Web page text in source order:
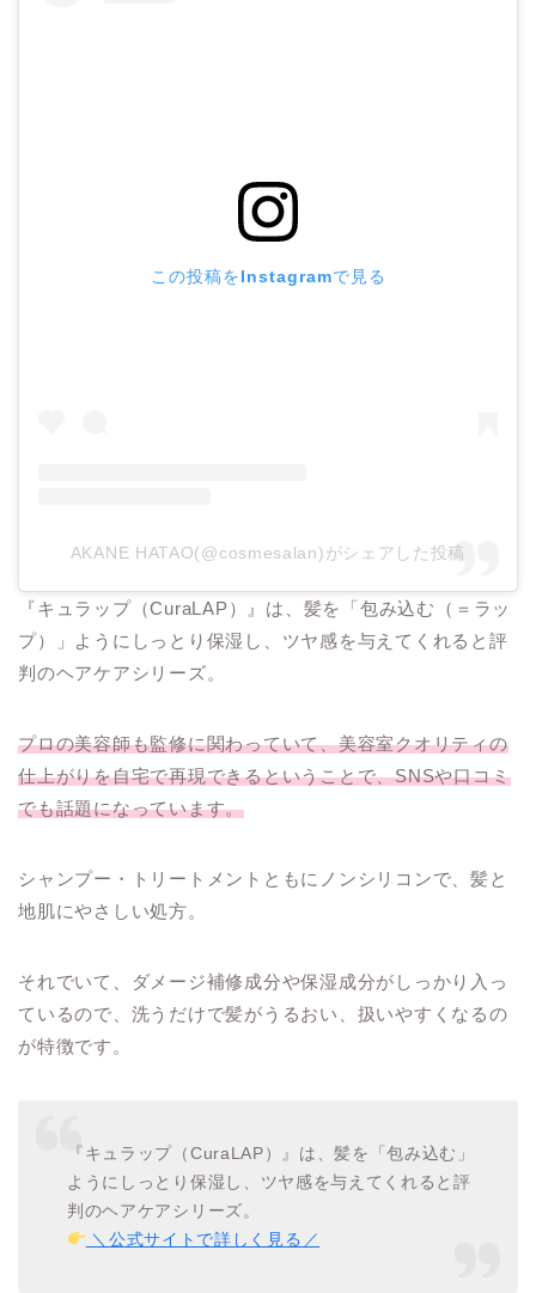
この投稿をInstagramで見る
AKANE HATAO(@cosmesalan)がシェアした投稿
『キュラップ（CuraLAP）』は、髪を「包み込む（＝ラッ
プ）」ようにしっとり保湿し、ツヤ感を与えてくれると評
判のヘアケアシリーズ。
プロの美容師も監修に関わっていて、美容室クオリティの
仕上がりを自宅で再現できるということで、SNSや口コミ
でも話題になっています。
シャンプー・トリートメントともにノンシリコンで、髪と
地肌にやさしい処方。
それでいて、ダメージ補修成分や保湿成分がしっかり入っ
ているので、洗うだけで髪がうるおい、扱いやすくなるの
が特徴です。
『キュラップ（CuraLAP）』は、髪を「包み込む」
ようにしっとり保湿し、ツヤ感を与えてくれると評
判のヘアケアシリーズ。
＼公式サイトで詳しく見る／